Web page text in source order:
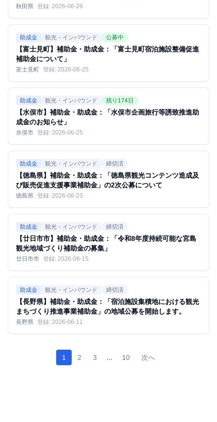
秋田県 登録: 2026-06-29
助成金 観光・インバウンド 公募中
【富士見町】補助金・助成金：「富士見町宿泊施設整備促進
補助金について」
富士見町 登録: 2026-06-25
助成金 観光・インバウンド 残り 174日
【水俣市】補助金・助成金：「水俣市企画旅行等誘致推進助
成金のお知らせ」
水俣市 登録: 2026-06-25
助成金 観光・インバウンド 締切済
【徳島県】補助金・助成金：「徳島県観光コンテンツ造成及
び販売促進支援事業補助金」の2次公募について
徳島県 登録: 2026-06-23
助成金 観光・インバウンド 締切済
【廿日市市】補助金・助成金：「令和8年度持続可能な宮島
観光地域づくり補助金の募集」
廿日市市 登録: 2026-06-15
助成金 観光・インバウンド 締切済
【長野県】補助金・助成金：「宿泊施設集積地における観光
まちづくり推進事業補助金」の地域公募を開始します。
長野県 登録: 2026-06-11
1 2 3 ... 10 次へ